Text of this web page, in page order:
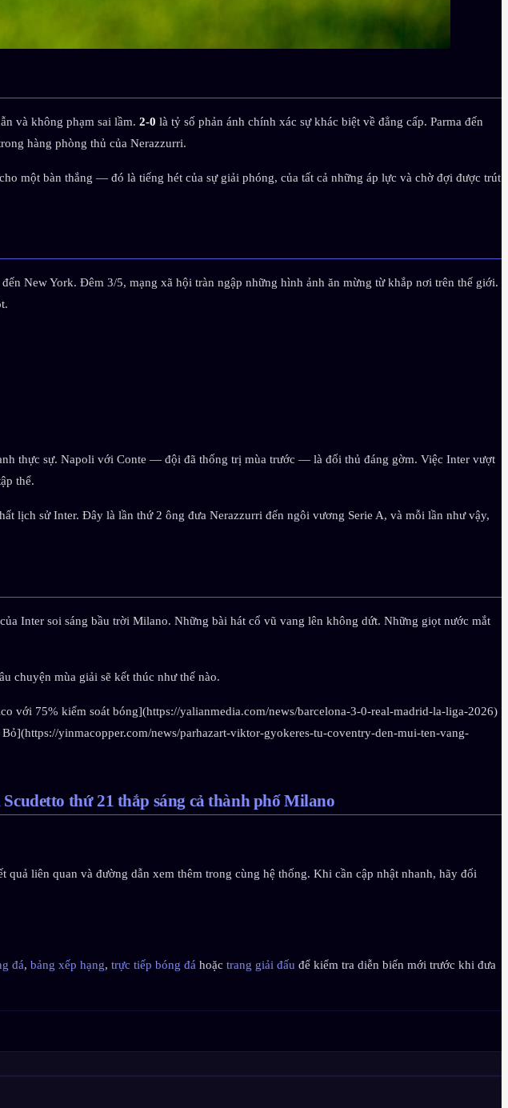
và không phạm sai lầm. 2-0 là tỷ số phản ánh chính xác sự khác biệt về đẳng cấp. Parma đến
hàng phòng thủ của Nerazzurri.
một bàn thắng — đó là tiếng hét của sự giải phóng, của tất cả những áp lực và chờ đợi được trút
New York. Đêm 3/5, mạng xã hội tràn ngập những hình ảnh ăn mừng từ khắp nơi trên thế giới.
thực sự. Napoli với Conte — đội đã thống trị mùa trước — là đối thủ đáng gờm. Việc Inter vượt
thể.
sử Inter. Đây là lần thứ 2 ông đưa Nerazzurri đến ngôi vương Serie A, và mỗi lần như vậy,
Inter soi sáng bầu trời Milano. Những bài hát cổ vũ vang lên không dứt. Những giọt nước mắt
chuyện mùa giải sẽ kết thúc như thế nào.
với 75% kiểm soát bóng](https://yalianmedia.com/news/barcelona-3-0-real-madrid-la-liga-2026)
yinmacopper.com/news/parhazart-viktor-gyokeres-tu-coventry-den-mui-ten-vang-
thứ 21 thắp sáng cả thành phố Milano
liên quan và đường dẫn xem thêm trong cùng hệ thống. Khi cần cập nhật nhanh, hãy đối
đá, bảng xếp hạng, trực tiếp bóng đá hoặc trang giải đấu để kiểm tra diễn biến mới trước khi đưa